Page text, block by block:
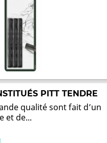
PITT TENDRE
qualité sont fait d’un
et de...